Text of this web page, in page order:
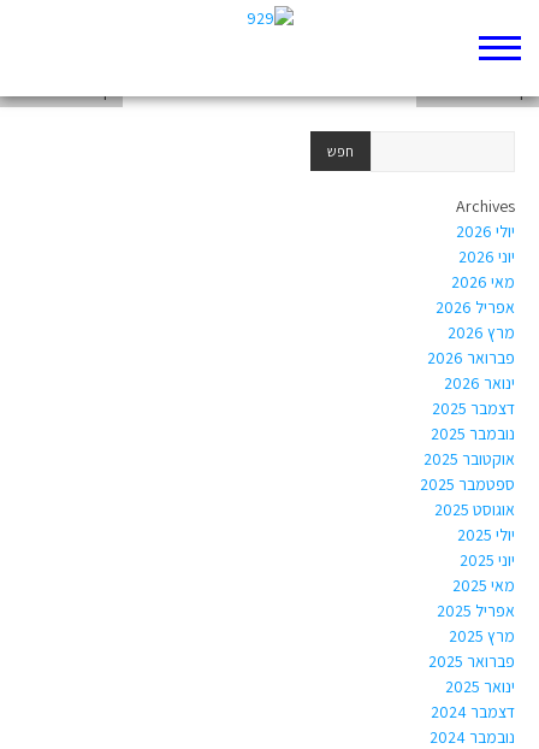
Archives
יולי 2026
יוני 2026
מאי 2026
אפריל 2026
מרץ 2026
פברואר 2026
ינואר 2026
דצמבר 2025
נובמבר 2025
אוקטובר 2025
ספטמבר 2025
אוגוסט 2025
יולי 2025
יוני 2025
מאי 2025
אפריל 2025
מרץ 2025
פברואר 2025
ינואר 2025
דצמבר 2024
נובמבר 2024